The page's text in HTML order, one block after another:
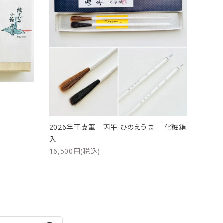
2026年干支筆 丙午-ひのえうま- 化粧箱
入
16,500円(税込)